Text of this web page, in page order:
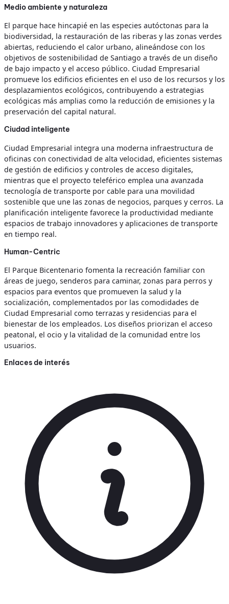
Medio ambiente y naturaleza
El parque hace hincapié en las especies autóctonas para la
biodiversidad, la restauración de las riberas y las zonas verdes
abiertas, reduciendo el calor urbano, alineándose con los
objetivos de sostenibilidad de Santiago a través de un diseño
de bajo impacto y el acceso público. Ciudad Empresarial
promueve los edificios eficientes en el uso de los recursos y los
desplazamientos ecológicos, contribuyendo a estrategias
ecológicas más amplias como la reducción de emisiones y la
preservación del capital natural.
Ciudad inteligente
Ciudad Empresarial integra una moderna infraestructura de
oficinas con conectividad de alta velocidad, eficientes sistemas
de gestión de edificios y controles de acceso digitales,
mientras que el proyecto teleférico emplea una avanzada
tecnología de transporte por cable para una movilidad
sostenible que une las zonas de negocios, parques y cerros. La
planificación inteligente favorece la productividad mediante
espacios de trabajo innovadores y aplicaciones de transporte
en tiempo real.
Human-Centric
El Parque Bicentenario fomenta la recreación familiar con
áreas de juego, senderos para caminar, zonas para perros y
espacios para eventos que promueven la salud y la
socialización, complementados por las comodidades de
Ciudad Empresarial como terrazas y residencias para el
bienestar de los empleados. Los diseños priorizan el acceso
peatonal, el ocio y la vitalidad de la comunidad entre los
usuarios.
Enlaces de interés